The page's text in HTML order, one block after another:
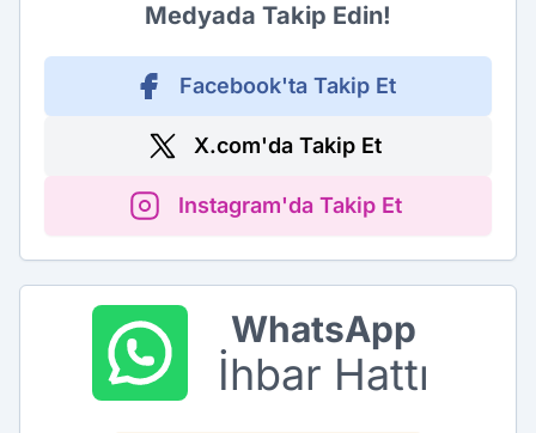
Medyada Takip Edin!
Facebook'ta Takip Et
X.com'da Takip Et
Instagram'da Takip Et
WhatsApp
İhbar Hattı